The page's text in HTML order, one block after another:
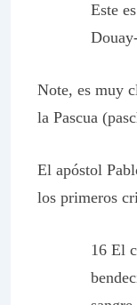
Este
Note, es muy
la Pascua
El apóstol
los primeros
16 El